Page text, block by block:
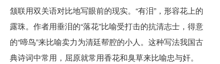
颔联用双关语对比地写眼前的现实。“有泪”，形容花上的
露珠。作者用垂泪的“落花”比喻受打击的抗清志士，得意
的“啼鸟”来比喻卖力为清廷帮腔的小人。这种写法我国古
典诗词中常用，屈原就常用香花和臭草来比喻忠与奸。